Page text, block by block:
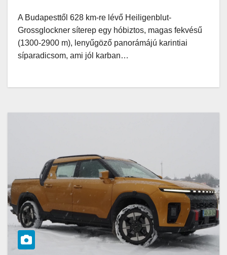
A Budapesttől 628 km-re lévő Heiligenblut-
Grossglockner síterep egy hóbiztos, magas fekvésű
(1300-2900 m), lenyűgöző panorámájú karintiai
síparadicsom, ami jól karban…